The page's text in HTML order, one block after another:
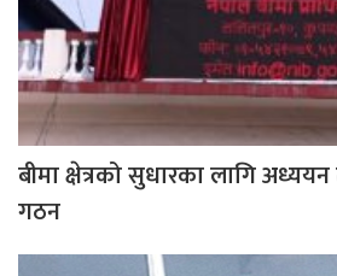
बीमा क्षेत्रको सुधारका लागि
गठन